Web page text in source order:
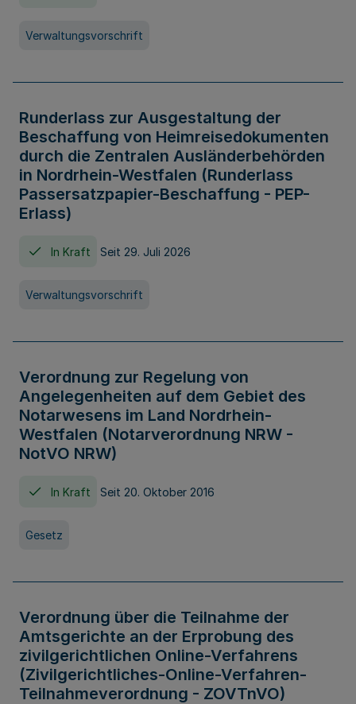
Verwaltungsvorschrift
Runderlass zur Ausgestaltung der
Beschaffung von Heimreisedokumenten
durch die Zentralen Ausländerbehörden
in Nordrhein-Westfalen (Runderlass
Passersatzpapier-Beschaffung - PEP-
Erlass)
In Kraft Seit 29. Juli 2026
Verwaltungsvorschrift
Verordnung zur Regelung von
Angelegenheiten auf dem Gebiet des
Notarwesens im Land Nordrhein-
Westfalen (Notarverordnung NRW -
NotVO NRW)
In Kraft Seit 20. Oktober 2016
Gesetz
Verordnung über die Teilnahme der
Amtsgerichte an der Erprobung des
zivilgerichtlichen Online-Verfahrens
(Zivilgerichtliches-Online-Verfahren-
Teilnahmeverordnung - ZOVTnVO)